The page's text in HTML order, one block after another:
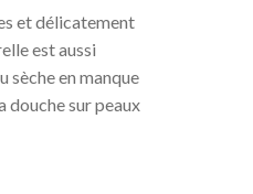
et délicatement
est aussi
sèche en manque
douche sur peaux